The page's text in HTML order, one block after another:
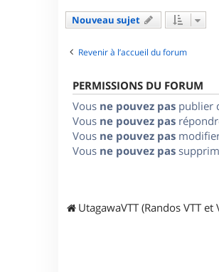
Nouveau sujet
Revenir à l’accueil du forum
PERMISSIONS DU FORUM
Vous ne pouvez pas publier
Vous ne pouvez pas
Vous ne pouvez pas
Vous ne pouvez pas
UtagawaVTT (Randos VTT et